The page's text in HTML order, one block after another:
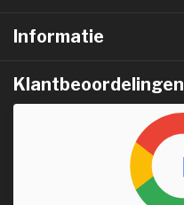
Informatie
Klantbeoordelingen